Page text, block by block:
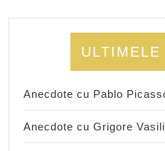
ULTIMELE
Anecdote cu Pablo
Anecdote cu Grigore